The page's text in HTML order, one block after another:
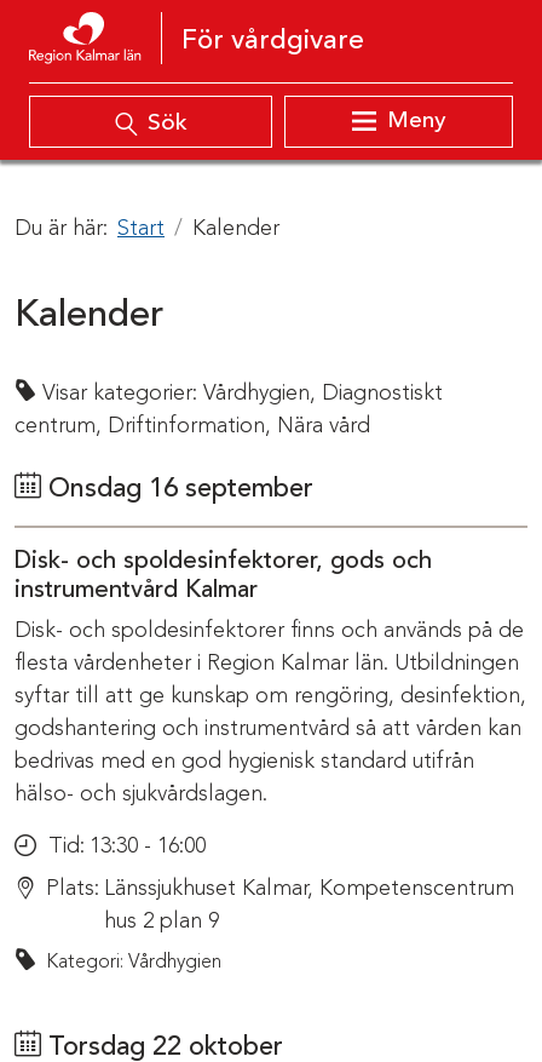
Hoppa till innehåll
För vårdgivare
Sök Meny
Du är här: Start Kalender
Kalender
Visar kategorier: Vårdhygien, Diagnostiskt
centrum, Driftinformation, Nära vård
Onsdag 16 september
Disk- och spoldesinfektorer, gods och
instrumentvård Kalmar
Disk- och spoldesinfektorer finns och används på de
flesta vårdenheter i Region Kalmar län. Utbildningen
syftar till att ge kunskap om rengöring, desinfektion,
godshantering och instrumentvård så att vården kan
bedrivas med en god hygienisk standard utifrån
hälso- och sjukvårdslagen.
Tid: 13:30 - 16:00
Plats: Länssjukhuset Kalmar, Kompetenscentrum
hus 2 plan 9
Kategori: Vårdhygien
Torsdag 22 oktober